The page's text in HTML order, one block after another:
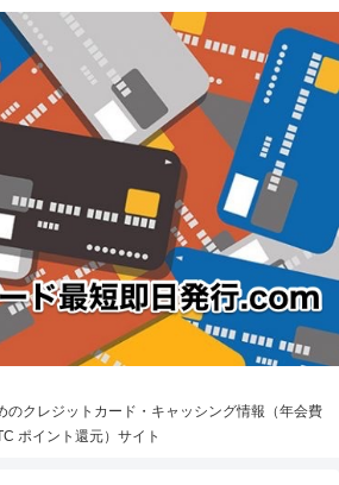
のクレジットカード・キャッシング情報（年会費
ポイント還元）サイト